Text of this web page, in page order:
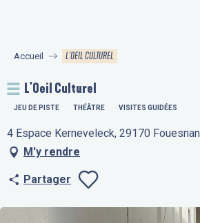
principal
Accueil L'OEIL CULTUREL
L'Oeil Culturel
JEU DE PISTE THÉÂTRE VISITES GUIDÉES
4 Espace Kerneveleck, 29170
M'y rendre
Partager